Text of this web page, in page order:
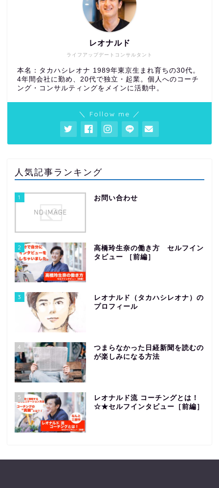
ライフアップデートコンサルタント
レオナルド
本名：タカハシレオナ 1989年東京生まれ育ちの30代。
4年間会社に勤め、20代で独立・起業。個人へのコーチ
ング・コンサルティングをメインに活動中。
＼ Follow me ／
人気記事ランキング
1 お問い合わせ
2
高橋玲生奈の働き方 セルフイン
タビュー ［前編］
3
レオナルド（タカハシレオナ）の
プロフィール
4
つまらなかった日経新聞を読むの
が楽しみになる方法
5
レオナルド流 コーチングとは！
☆★セルフインタビュー［前編］
プロフィール
ライフアップデートコン